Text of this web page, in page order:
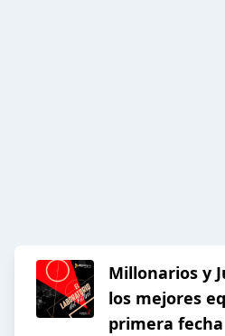
Millonarios y
los mejores
primera fecha